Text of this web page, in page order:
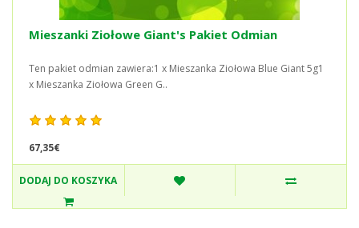
Mieszanki Ziołowe Giant's Pakiet Odmian
Ten pakiet odmian zawiera:1 x Mieszanka Ziołowa Blue Giant 5g1
x Mieszanka Ziołowa Green G..
67,35€
DODAJ DO KOSZYKA